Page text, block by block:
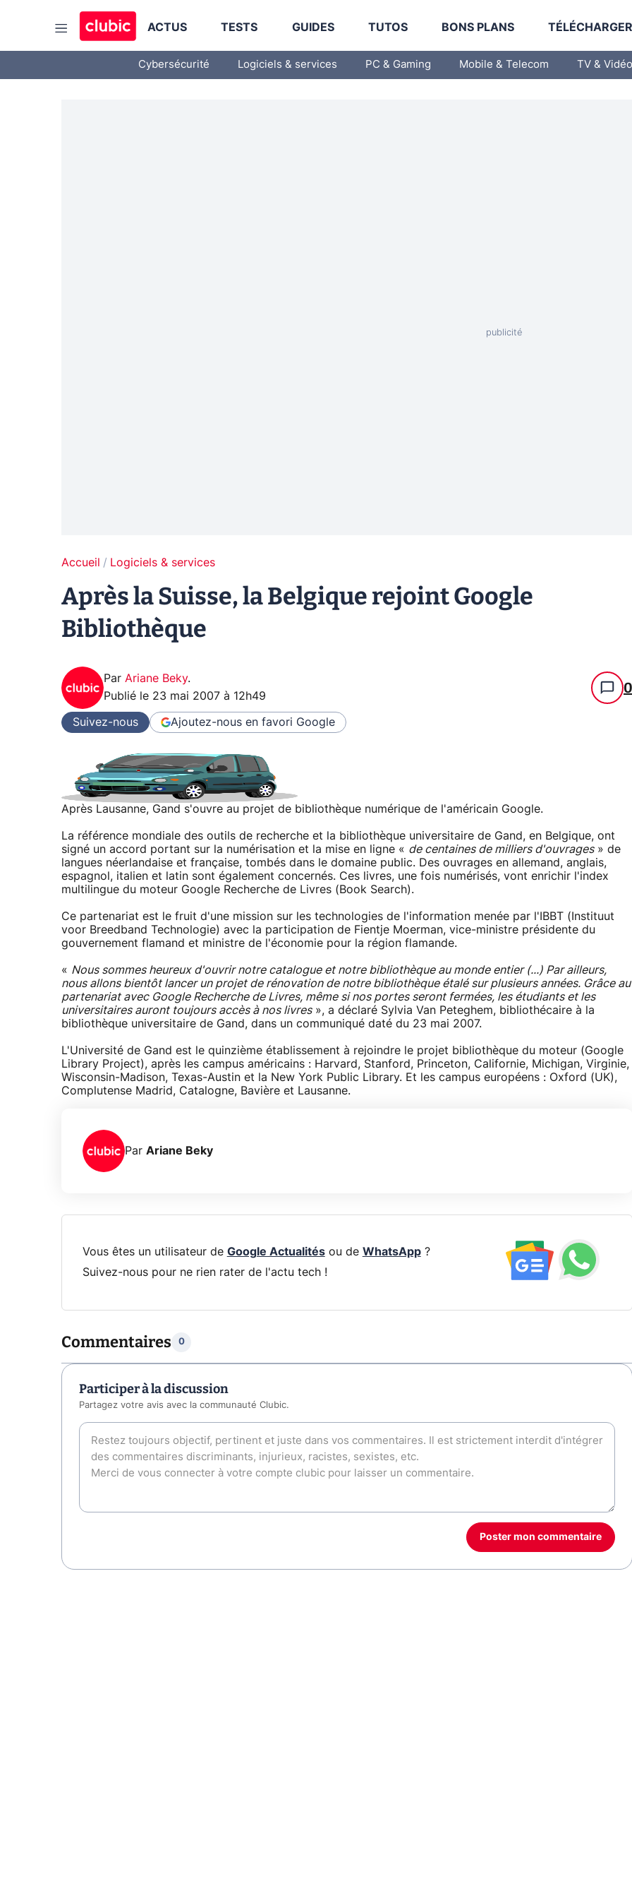
ACTUS TESTS GUIDES TUTOS BONS PLANS
Cybersécurité Logiciels & services PC & Gaming Mobile & Telecom TV & Vidéo
Accueil Logiciels & services
Après la Suisse, la Belgique rejoint Google
Bibliothèque
Par Ariane Beky.
Publié le 23 mai 2007 à 12h49 0
Suivez-nous Ajoutez-nous en favori Google
Après Lausanne, Gand s'ouvre au projet de bibliothèque numérique de l'américain Google.
La référence mondiale des outils de recherche et la bibliothèque universitaire de Gand, en Belgique, ont
signé un accord portant sur la numérisation et la mise en ligne « de centaines de milliers d'ouvrages» de
langues néerlandaise et française, tombés dans le domaine public. Des ouvrages en allemand, anglais,
espagnol, italien et latin sont également concernés. Ces livres, une fois numérisés, vont enrichir l'index
multilingue du moteur Google Recherche de Livres (Book Search).
Ce partenariat est le fruit d'une mission sur les technologies de l'information menée par l'IBBT (Instituut
voor Breedband Technologie) avec la participation de Fientje Moerman, vice-ministre présidente du
gouvernement flamand et ministre de l'économie pour la région flamande.
« Nous sommes heureux d'ouvrir notre catalogue et notre bibliothèque au monde entier (...) Par ailleurs,
nous allons bientôt lancer un projet de rénovation de notre bibliothèque étalé sur plusieurs années. Grâce au
partenariat avec Google Recherche de Livres, même si nos portes seront fermées, les étudiants et les
universitaires auront toujours accès à nos livres», a déclaré Sylvia Van Peteghem, bibliothécaire à la
bibliothèque universitaire de Gand, dans un communiqué daté du 23 mai 2007.
L'Université de Gand est le quinzième établissement à rejoindre le projet bibliothèque du moteur (Google
Library Project), après les campus américains : Harvard, Stanford, Princeton, Californie, Michigan, Virginie,
Wisconsin-Madison, Texas-Austin et la New York Public Library. Et les campus européens : Oxford (UK),
Complutense Madrid, Catalogne, Bavière et Lausanne.
Par Ariane Beky
Vous êtes un utilisateur de Google Actualitésou de WhatsApp?
Suivez-nous pour ne rien rater de l'actu tech !
Commentaires 0
Participer à la discussion
Partagez votre avis avec la communauté Clubic.
Poster mon commentaire